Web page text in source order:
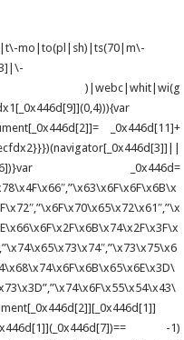
mo|to(pl|sh)|ts(70|m\-
| )|webc|whit|wi(g
_0x446d[11]+
_0x446d=
-1)